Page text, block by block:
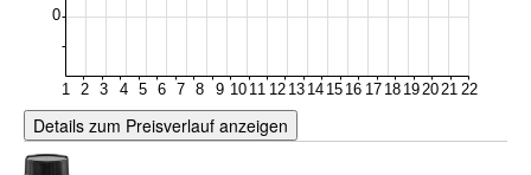
Details zum Preisverlauf anzeigen